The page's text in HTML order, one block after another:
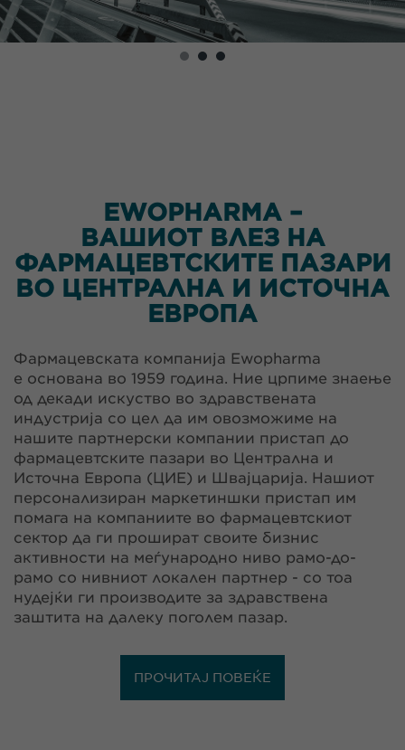
EWOPHARMA –
ВАШИОТ ВЛЕЗ НА
ФАРМАЦЕВТСКИТЕ ПАЗАРИ
ВО ЦЕНТРАЛНА И ИСТОЧНА
ЕВРОПА
Фармацевската компанија Ewopharma
е основана во 1959 година. Ние црпиме знаење
од декади искуство во здравствената
индустрија со цел да им овозможиме на
нашите партнерски компании пристап до
фармацевтските пазари во Централна и
Источна Европа (ЦИЕ) и Швајцарија. Нашиот
персонализиран маркетиншки пристап им
помага на компаниите во фармацевтскиот
сектор да ги прошират своите бизнис
активности на меѓународно ниво рамо-до-
рамо со нивниот локален партнер - со тоа
нудејќи ги производите за здравствена
заштита на далеку поголем пазар.
ПРОЧИТАЈ ПОВЕЌЕ